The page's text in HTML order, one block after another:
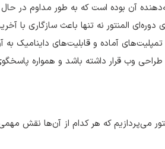
آن بوده است که به طور مداوم در
دوره‌ای المنتور نه تنها باعث سازگاری
آماده و قابلیت‌های داینامیک
وب قرار داشته باشد و همواره
می‌پردازیم که هر کدام از آن‌ها نقش